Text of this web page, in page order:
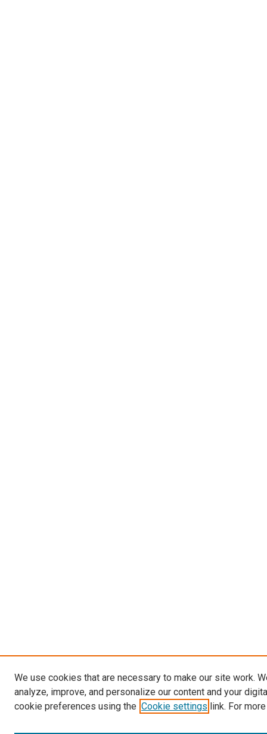
We use cookies that are necessary to make our site work.
analyze, improve, and personalize our content and your
cookie preferences using the Cookie settings link. For